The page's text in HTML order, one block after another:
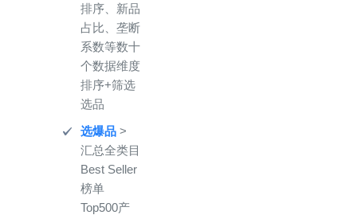
排序、新品
占比、垄断
系数等数十
个数据维度
排序+筛选
选品
选爆品 >
汇总全类目
Best Seller
榜单
Top500产